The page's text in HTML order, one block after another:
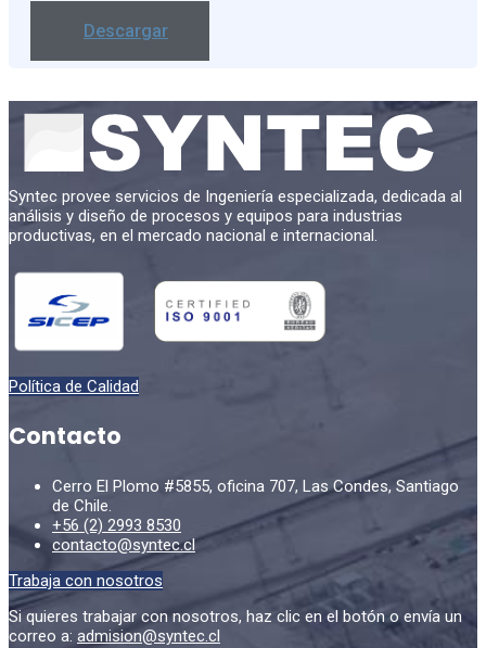
Descargar
Syntec provee servicios de Ingeniería especializada, dedicada al
análisis y diseño de procesos y equipos para industrias
productivas, en el mercado nacional e internacional.
Política de Calidad
Contacto
Cerro El Plomo #5855, oficina 707, Las Condes, Santiago
de Chile.
+56 (2) 2993 8530
contacto@syntec.cl
Trabaja con nosotros
Si quieres trabajar con nosotros, haz clic en el botón o envía un
correo a: admision@syntec.cl